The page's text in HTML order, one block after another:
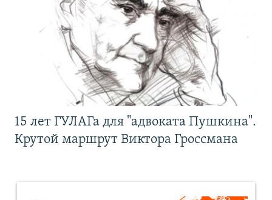
15 лет ГУЛАГа для "адвоката Пушкина".
Крутой маршрут Виктора Гроссмана